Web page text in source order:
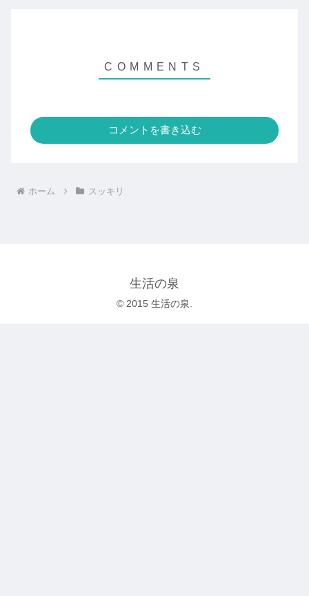
コメントを書き込む
ホーム スッキリ
生活の泉
© 2015 生活の泉.